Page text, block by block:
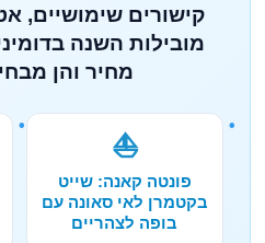
קישורים שימושיים,
מובילות השנה
מחיר והן
⛵
פונטה קאנה: שייט
בקטמרן לאי סאונה עם
בופה לצהריים